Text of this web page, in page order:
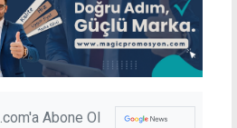
Abone Ol